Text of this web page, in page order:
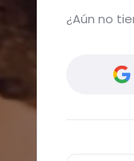
¿Aún no